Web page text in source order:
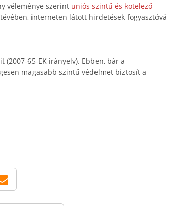
véleménye szerint uniós szintű és kötelező
interneten látott hirdetések fogyasztóvá
65-EK irányelv). Ebben, bár a
magasabb szintű védelmet biztosít a